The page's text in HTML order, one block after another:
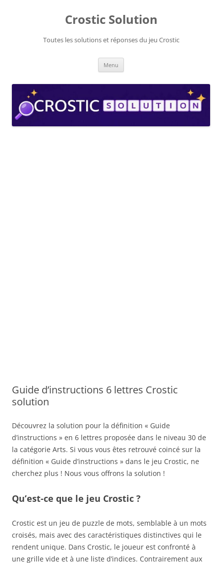
Crostic Solution
Toutes les solutions et réponses du jeu Crostic
Menu
Guide d’instructions 6 lettres Crostic
solution
Découvrez la solution pour la définition « Guide
d’instructions » en 6 lettres proposée dans le niveau 30 de
la catégorie Arts. Si vous vous êtes retrouvé coincé sur la
définition « Guide d’instructions » dans le jeu Crostic, ne
cherchez plus ! Nous vous offrons la solution !
Qu’est-ce que le jeu Crostic ?
Crostic est un jeu de puzzle de mots, semblable à un mots
croisés, mais avec des caractéristiques distinctives qui le
rendent unique. Dans Crostic, le joueur est confronté à
une grille vide et à une liste d’indices. Contrairement aux